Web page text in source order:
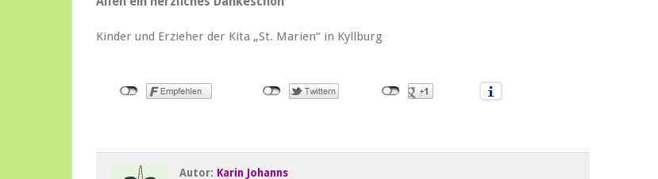
Kinder und Erzieher der Kita „St. Marien“ in Kyllburg
Autor: Karin Johanns